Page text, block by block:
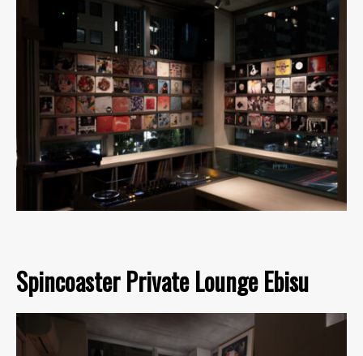
Spincoaster Private Lounge Ebisu